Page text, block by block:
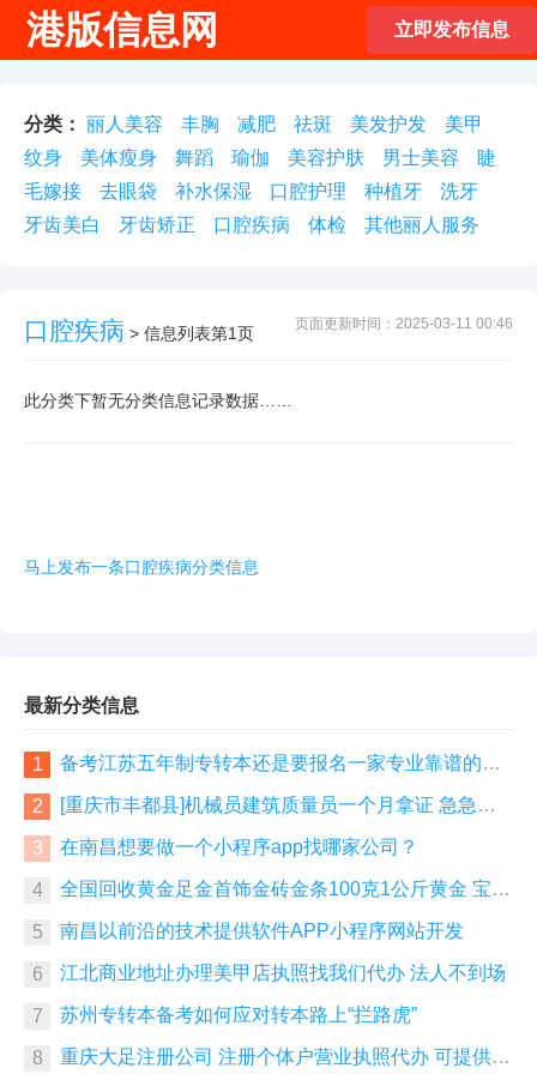
港版信息网 立即发布信息
分类： 丽人美容 丰胸 减肥 祛斑 美发护发
美甲
纹身
美体瘦身 舞蹈 瑜伽 美容护肤 男士美容
睫
毛嫁接
去眼袋 补水保湿 口腔护理 种植牙
洗牙
牙齿美白
牙齿矫正 口腔疾病 体检 其他丽人服务
页面更新时间：2025-03-11 00:46
口腔疾病 > 信息列表第1页
此分类下暂无分类信息记录数据……
马上发布一条口腔疾病分类信息
最新分类信息
1
备考江苏五年制专转本还是要报名一家专业靠谱的辅
导班
2
[重庆市丰都县]机械员建筑质量员一个月拿证 急急急
急急急
3 在南昌想要做一个小程序app找哪家公司？
4
全国回收黄金足金首饰金砖金条100克1公斤黄金 宝泉
珠宝
5 南昌以前沿的技术提供软件APP小程序网站开发
6 江北商业地址办理美甲店执照找我们代办 法人不到场
7 苏州专转本备考如何应对转本路上“拦路虎”
8 重庆大足注册公司 注册个体户营业执照代办 可提供地